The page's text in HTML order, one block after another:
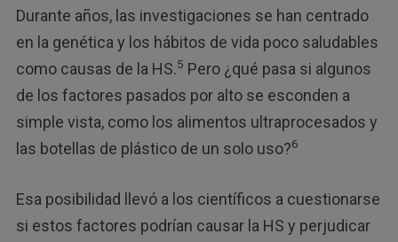
Durante años, las investigaciones se han centrado
en la genética y los hábitos de vida poco saludables
como causas de la HS.5 Pero ¿qué pasa si algunos
de los factores pasados ​​por alto se esconden a
simple vista, como los alimentos ultraprocesados ​​y
las botellas de plástico de un solo uso?6
Esa posibilidad llevó a los científicos a cuestionarse
si estos factores podrían causar la HS y perjudicar